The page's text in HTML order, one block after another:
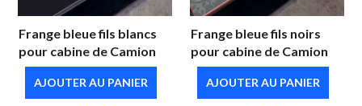
Frange bleue fils blancs
pour cabine de Camion
AJOUTER AU PANIER
Frange bleue fils noirs
pour cabine de Camion
AJOUTER AU PANIER